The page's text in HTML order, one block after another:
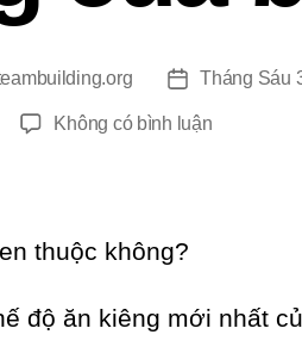
NgàyTháng Sáu
Không có bình luậnở
của
thuộc không?
độ ăn kiêng mới nhất